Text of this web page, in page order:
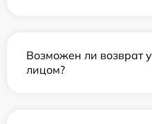
Возможен ли возврат
лицом?